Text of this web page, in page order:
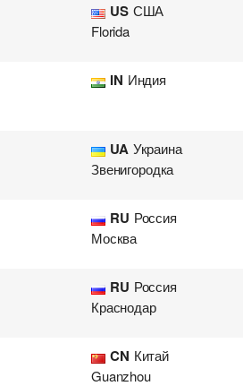
US США
Florida
IN Индия
UA Украина
Звенигородка
RU Россия
Москва
RU Россия
Краснодар
CN Китай
Guanzhou